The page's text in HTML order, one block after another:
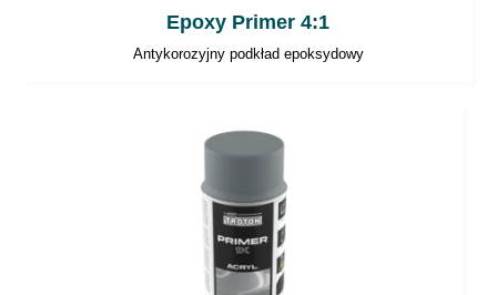
Epoxy Primer 4:1
Antykorozyjny podkład epoksydowy